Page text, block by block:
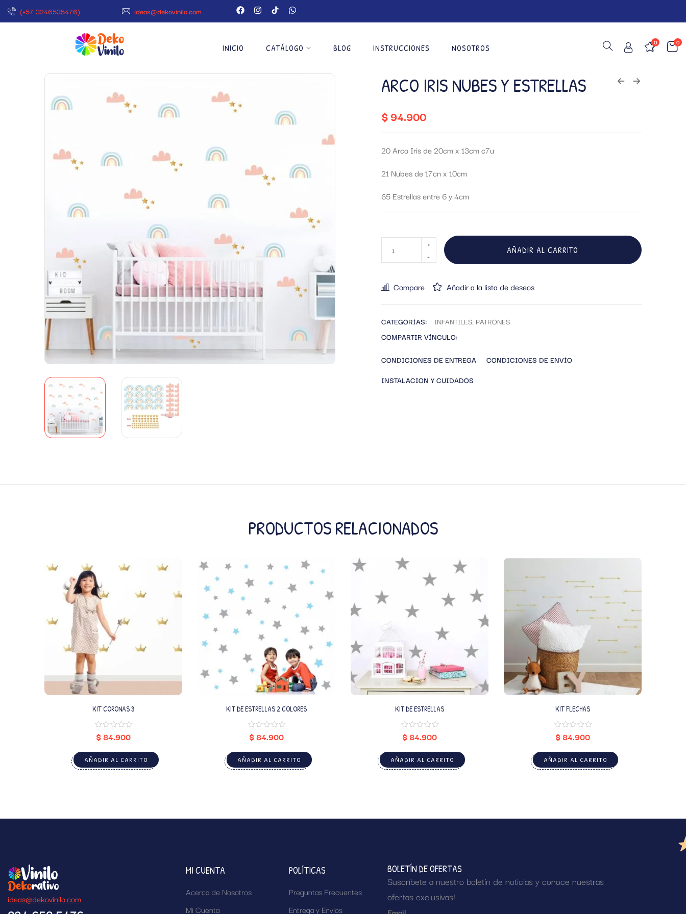
(+57 3246535476) ideas@dekovinilo.com
INICIO CATÁLOGO BLOG INSTRUCCIONES NOSOTROS
0
0
ARCO IRIS NUBES Y ESTRELLAS
$94.900
20 Arco Iris de 20cm x 13cm c7u
21 Nubes de 17cn x 10cm
65 Estrellas entre 6 y 4cm
AÑADIR AL CARRITO
Compare Añadir a la lista de deseos
CATEGORÍAS: INFANTILES, PATRONES
COMPARTIR VÍNCULO:
CONDICIONES DE ENTREGA
CONDICIONES DE ENVÍO
INSTALACION Y CUIDADOS
PRODUCTOS RELACIONADOS
KIT CORONAS 3
$84.900
AÑADIR AL CARRITO
KIT DE ESTRELLAS 2 COLORES
$84.900
AÑADIR AL CARRITO
KIT DE ESTRELLAS
$84.900
AÑADIR AL CARRITO
KIT FLECHAS
$84.900
AÑADIR AL CARRITO
ideas@dekovinilo.com
MI CUENTA
Acerca de Nosotros
Mi Cuenta
POLÍTICAS
Preguntas Frecuentes
Entrega y Envíos
BOLETÍN DE OFERTAS
Suscríbete a nuestro boletín de noticias y conoce nuestras
ofertas exclusivas!